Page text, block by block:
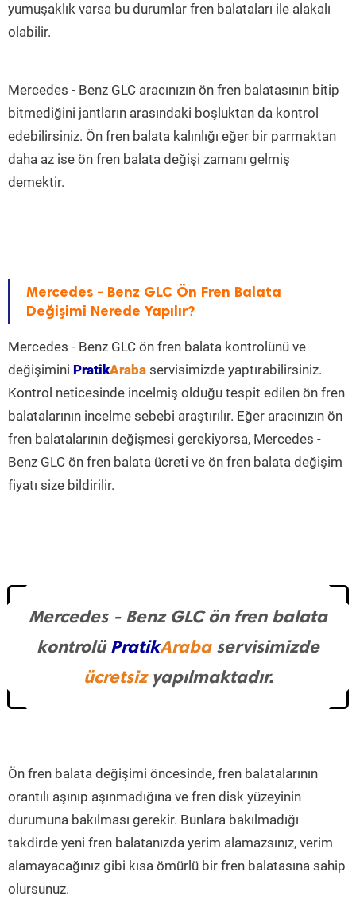
yumuşaklık varsa bu durumlar fren balataları ile alakalı
olabilir.
Mercedes - Benz GLC aracınızın ön fren balatasının bitip
bitmediğini jantların arasındaki boşluktan da kontrol
edebilirsiniz. Ön fren balata kalınlığı eğer bir parmaktan
daha az ise ön fren balata değişi zamanı gelmiş
demektir.
Mercedes - Benz GLC Ön Fren Balata
Değişimi Nerede Yapılır?
Mercedes - Benz GLC ön fren balata kontrolünü ve
değişimini PratikAraba servisimizde yaptırabilirsiniz.
Kontrol neticesinde incelmiş olduğu tespit edilen ön fren
balatalarının incelme sebebi araştırılır. Eğer aracınızın ön
fren balatalarının değişmesi gerekiyorsa, Mercedes -
Benz GLC ön fren balata ücreti ve ön fren balata değişim
fiyatı size bildirilir.
Mercedes - Benz GLC ön fren balata
kontrolüPratikArabaservisimizde
ücretsizyapılmaktadır.
Ön fren balata değişimi öncesinde, fren balatalarının
orantılı aşınıp aşınmadığına ve fren disk yüzeyinin
durumuna bakılması gerekir. Bunlara bakılmadığı
takdirde yeni fren balatanızda yerim alamazsınız, verim
alamayacağınız gibi kısa ömürlü bir fren balatasına sahip
olursunuz.